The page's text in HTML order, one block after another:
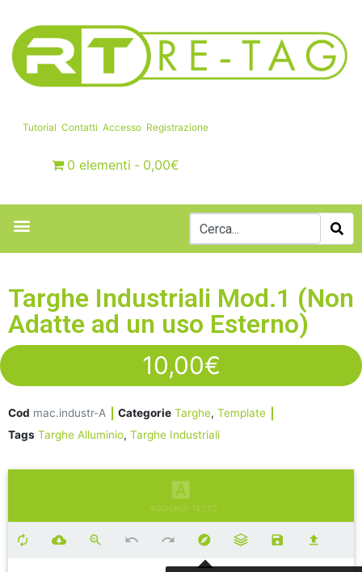
Tutorial Contatti Accesso Registrazione
0 elementi 0,00€
Targhe Industriali Mod.1 (Non
Adatte ad un uso Esterno)
10,00€
Cod mac.industr-A Categorie Targhe, Template
Tags Targhe Alluminio, Targhe Industriali
AGGIUNGI TESTO